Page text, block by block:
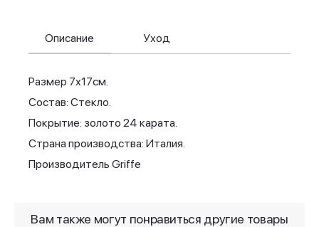
Описание
Размер 7х17см.
Состав: Стекло.
Покрытие: золото 24 карата.
Страна производства: Италия.
Производитель Griffe
Уход
Вам также могут понравиться другие товары